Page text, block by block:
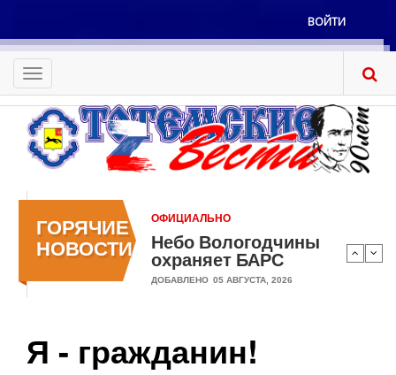
основному
содержанию
Меню
учётной
записи
пользователя
ВОЙТИ
Toggle
navigation
ГОРЯЧИЕ
НОВОСТИ
ОФИЦИАЛЬНО
Небо Вологодчины
охраняет БАРС
ДОБАВЛЕНО 05 АВГУСТА, 2026
Я - гражданин!